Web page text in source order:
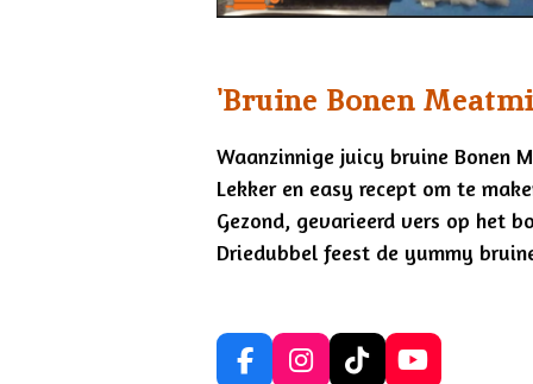
'Bruine Bonen
Waanzinnige juicy bruine Bonen
Lekker en easy recept om te
Gezond, gevarieerd vers op het
Driedubbel feest de yummy
F
I
T
Y